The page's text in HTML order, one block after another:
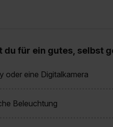
du für ein gutes, selbst
oder eine Digitalkamera
Beleuchtung